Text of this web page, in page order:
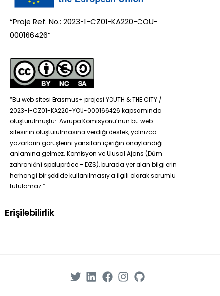
“Proje Ref. No.: 2023-1-CZ01-KA220-COU-
000166426”
“Bu web sitesi Erasmus+ projesi YOUTH & THE CITY /
2023-1-CZ01-KA220-YOU-000166426 kapsamında
oluşturulmuştur. Avrupa Komisyonu’nun bu web
sitesinin oluşturulmasına verdiği destek, yalnızca
yazarların görüşlerini yansıtan içeriğin onaylandığı
anlamına gelmez. Komisyon ve Ulusal Ajans (Dům
zahraniční spolupráce – DZS), burada yer alan bilgilerin
herhangi bir şekilde kullanılmasıyla ilgili olarak sorumlu
tutulamaz.”
Erişilebilirlik